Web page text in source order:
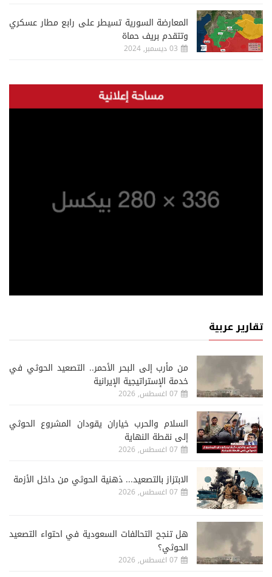
المعارضة السورية تسيطر على رابع مطار عسكري
وتتقدم بريف حماة
03 ديسمبر, 2024
تقارير عربية
من مأرب إلى البحر الأحمر.. التصعيد الحوثي في
خدمة الإستراتيجية الإيرانية
07 اغسطس, 2026
السلام والحرب خياران يقودان المشروع الحوثي
إلى نقطة النهاية
07 اغسطس, 2026
الابتزاز بالتصعيد... ذهنية الحوثي من داخل الأزمة
07 اغسطس, 2026
هل تنجح التحالفات السعودية في احتواء التصعيد
الحوثي؟
07 اغسطس, 2026